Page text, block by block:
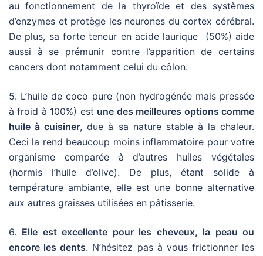
au fonctionnement de la thyroïde et des systèmes
d’enzymes et protège les neurones du cortex cérébral.
De plus, sa forte teneur en acide laurique
(50%) aide
aussi à se prémunir contre l’apparition de certains
cancers dont notamment celui du côlon.
5. L’huile de coco pure (non hydrogénée mais pressée
à froid à 100%) est une des meilleures options comme
huile à cuisiner, due à sa nature stable à la chaleur.
Ceci la rend beaucoup moins inflammatoire pour votre
organisme comparée à d’autres huiles végétales
(hormis l’huile d’olive). De plus, étant solide à
température ambiante, elle est une bonne alternative
aux autres graisses utilisées en pâtisserie.
6. Elle est excellente pour les cheveux, la peau ou
encore les dents. N’hésitez pas à vous frictionner les